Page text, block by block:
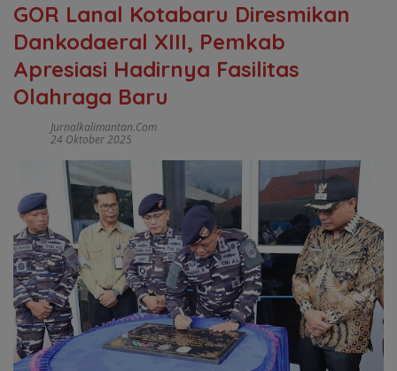
GOR Lanal Kotabaru Diresmikan
Dankodaeral XIII, Pemkab
Apresiasi Hadirnya Fasilitas
Olahraga Baru
Jurnalkalimantan.com
24 Oktober 2025